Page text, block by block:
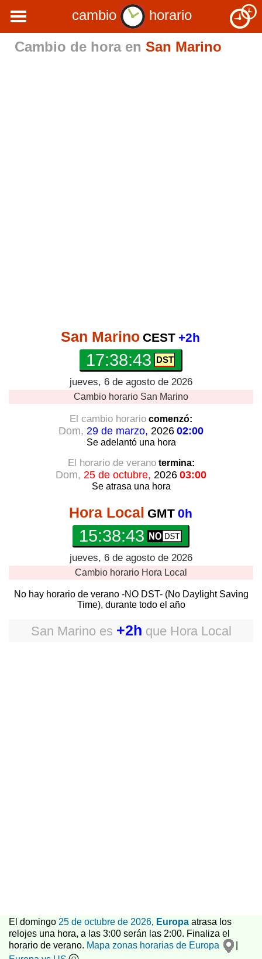
cambio
horario
Cambio de hora en San Marino
San Marino CEST +2h
17:38:43
jueves, 6 de agosto de 2026
Cambio horario San Marino
El cambio horario comenzó:
Dom, 29 de marzo, 2026 02:00
Se adelantó una hora
El horario de veranotermina:
Dom, 25 de octubre, 2026 03:00
Se atrasa una hora
Hora Local GMT 0h
15:38:43
jueves, 6 de agosto de 2026
Cambio horario Hora Local
No hay horario de verano -NO DST- (No Daylight Saving
Time), durante todo el año
San Marino es +2h que Hora Local
El domingo 25 de octubre de 2026, Europa atrasa los
relojes una hora, a las 3:00 serán las 2:00. Finaliza el
horario de verano. Mapa zonas horarias de Europa